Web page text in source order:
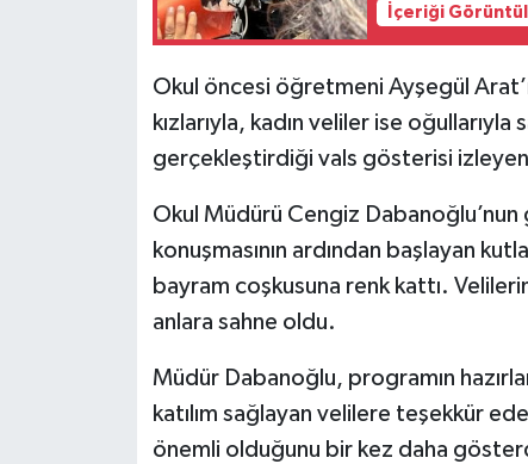
İçeriği
Okul öncesi öğretmeni Ayşegül
kızlarıyla, kadın veliler ise
gerçekleştirdiği vals gösterisi
Okul Müdürü Cengiz Dabanoğlu’nun
konuşmasının ardından başlayan
bayram coşkusuna renk kattı.
anlara sahne oldu.
Müdür Dabanoğlu, programın
katılım sağlayan velilere teşekkür
önemli olduğunu bir kez daha